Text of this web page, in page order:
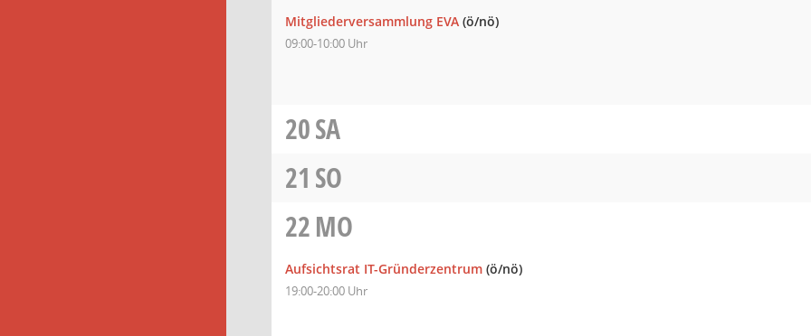
Mitgliederversammlung EVA (ö/nö)
09:00-10:00 Uhr
20SA
21 SO
22MO
Aufsichtsrat IT-Gründerzentrum (ö/nö)
19:00-20:00 Uhr